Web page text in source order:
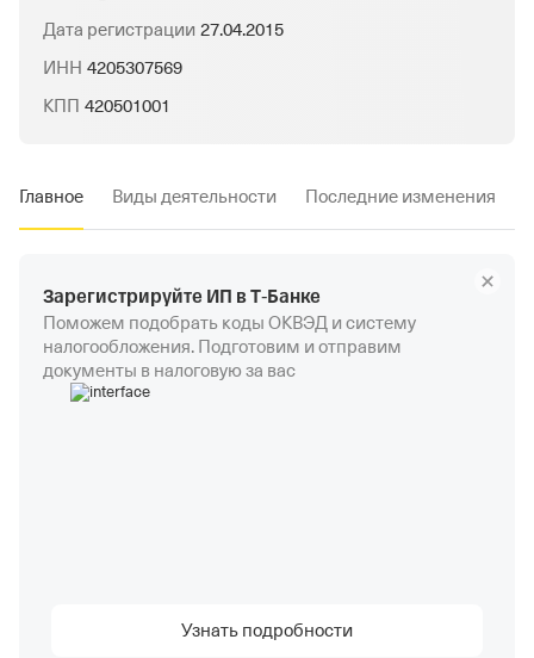
Дата регистрации 27.04.2015
ИНН 4205307569
КПП 420501001
Главное Виды деятельности Последние изменения
Зарегистрируйте ИП в Т‑Банке
Поможем подобрать коды ОКВЭД и систему
налогообложения. Подготовим и отправим
документы в налоговую за вас
Узнать подробности